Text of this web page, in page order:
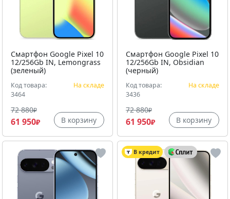
Смартфон Google Pixel 10
12/256Gb IN, Lemongrass
(зеленый)
Код товара:
3464
На складе
72 880₽
61 950₽ В корзину
Смартфон Google Pixel 10
12/256Gb IN, Obsidian
(черный)
Код товара:
3436
На складе
72 880₽
61 950₽ В корзину
В кредит